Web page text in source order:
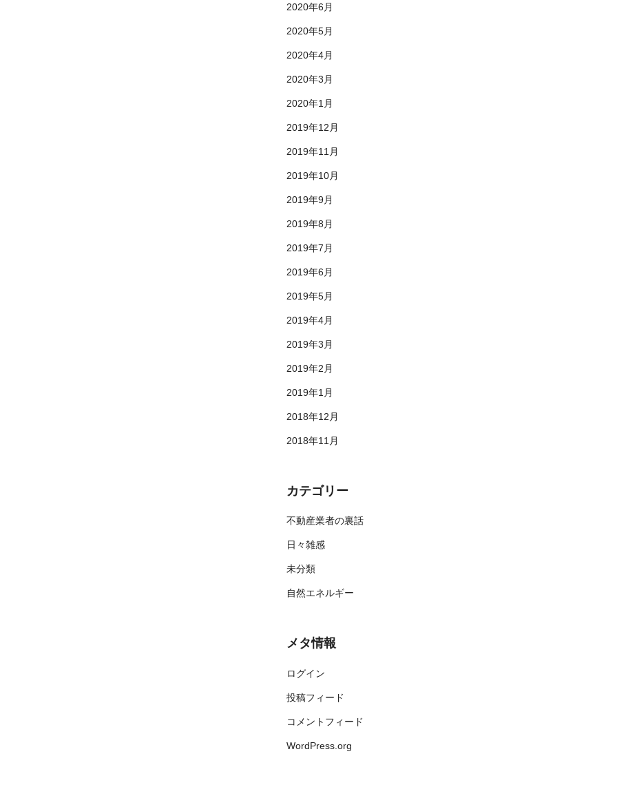
2020年6月
2020年5月
2020年4月
2020年3月
2020年1月
2019年12月
2019年11月
2019年10月
2019年9月
2019年8月
2019年7月
2019年6月
2019年5月
2019年4月
2019年3月
2019年2月
2019年1月
2018年12月
2018年11月
カテゴリー
不動産業者の裏話
日々雑感
未分類
自然エネルギー
メタ情報
ログイン
投稿フィード
コメントフィード
WordPress.org